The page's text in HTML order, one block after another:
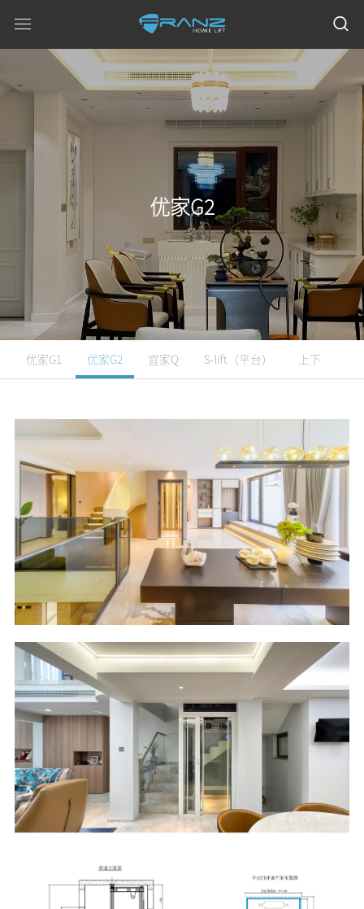
优家G2
优家G1 优家G2 宜家Q S-lift（平台） 上下